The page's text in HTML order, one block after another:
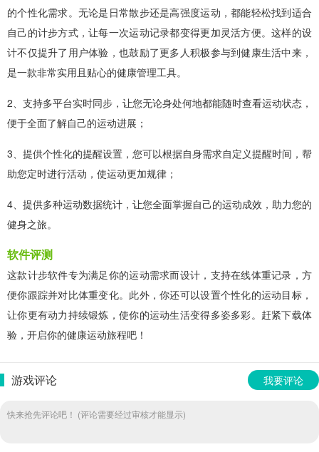
的个性化需求。无论是日常散步还是高强度运动，都能轻松找到适合
自己的计步方式，让每一次运动记录都变得更加灵活方便。这样的设
计不仅提升了用户体验，也鼓励了更多人积极参与到健康生活中来，
是一款非常实用且贴心的健康管理工具。
2、支持多平台实时同步，让您无论身处何地都能随时查看运动状态，
便于全面了解自己的运动进展；
3、提供个性化的提醒设置，您可以根据自身需求自定义提醒时间，帮
助您定时进行活动，使运动更加规律；
4、提供多种运动数据统计，让您全面掌握自己的运动成效，助力您的
健身之旅。
软件评测
这款计步软件专为满足你的运动需求而设计，支持在线体重记录，方
便你跟踪并对比体重变化。此外，你还可以设置个性化的运动目标，
让你更有动力持续锻炼，使你的运动生活变得多姿多彩。赶紧下载体
验，开启你的健康运动旅程吧！
游戏评论 我要评论
快来抢先评论吧！ (评论需要经过审核才能显示)